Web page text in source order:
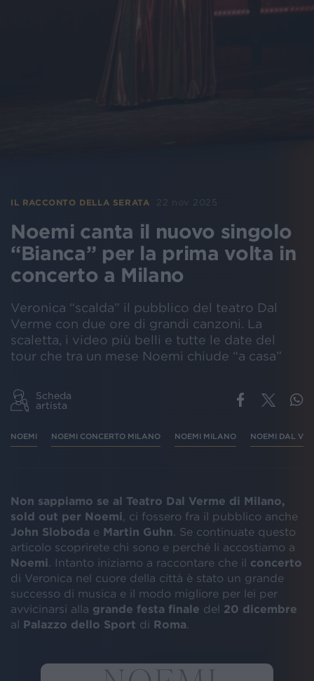
IL RACCONTO DELLA SERATA 22 nov 2025
Noemi canta il nuovo singolo
“Bianca” per la prima volta in
concerto a Milano
Veronica “scalda” il pubblico del teatro Dal
Verme con due ore di grandi canzoni. La
scaletta, i video più belli e tutte le date del
tour che tra un mese Noemi chiude “a casa”
Scheda
artista
NOEMI NOEMI CONCERTO MILANO NOEMI MILANO NOEMI DAL
Non sappiamo se al Teatro Dal Verme di Milano,
sold out per Noemi , ci fossero fra il pubblico anche
John Sloboda e Martin Guhn . Se continuate questo
articolo scoprirete chi sono e perché li accostiamo a
Noemi . Intanto iniziamo a raccontare che il concerto
di Veronica nel cuore della città è stato un grande
successo di musica e il modo migliore per lei per
avvicinarsi alla grande festa finale del 20 dicembre
al Palazzo dello Sport di Roma